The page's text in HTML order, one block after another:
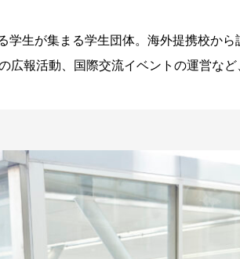
学生が集まる学生団体。海外提携校か
広報活動、国際交流イベントの運営など